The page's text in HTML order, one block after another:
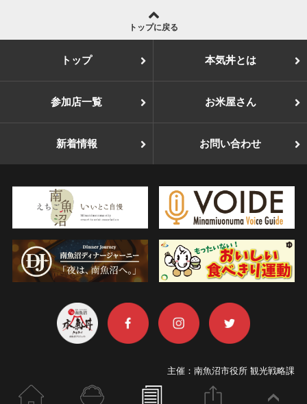
トップに戻る
トップ 本気丼とは
参加店一覧 お米屋さん
新着情報 お問い合わせ
主催：南魚沼市役所 観光戦略課
ホーム 参加店 ニュース